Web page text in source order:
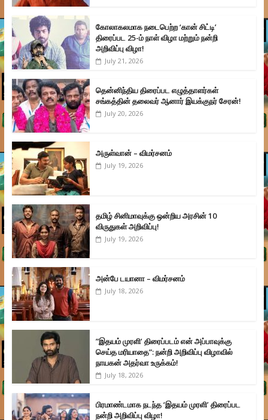
கோலாகலமாக நடைபெற்ற ‘கான் சிட்டி’
திரைப்பட 25-ம் நாள் விழா மற்றும் நன்றி
அறிவிப்பு விழா!
July 21, 2026
தென்னிந்திய திரைப்பட எழுத்தாளர்கள்
சங்கத்தின் தலைவர் ஆனார் இயக்குநர் சேரன்!
July 20, 2026
அருள்வான் – விமர்சனம்
July 19, 2026
தமிழ் சினிமாவுக்கு ஒன்றிய அரசின் 10
விருதுகள் அறிவிப்பு!
July 19, 2026
அன்பே டயானா – விமர்சனம்
July 18, 2026
”இதயம் முரளி’ திரைப்படம் என் அப்பாவுக்கு
செய்த மரியாதை”: நன்றி அறிவிப்பு விழாவில்
நாயகன் அதர்வா உருக்கம்!
July 18, 2026
பிரமாண்டமாக நடந்த ‘இதயம் முரளி’ திரைப்பட
நன்றி அறிவிப்பு விழா!